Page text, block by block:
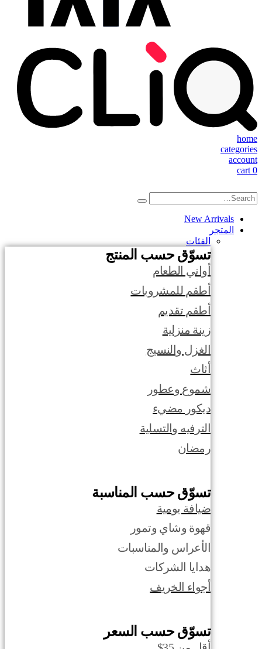
home
categories
account
0
cart
New Arrivals
المتجر
الفئات
تسوّق حسب المنتج
أواني الطعام
أطقم للمشروبات
أطقم تقديم
زينة منزلية
الغزل والنسيج
أثاث
شموع وعطور
ديكور مضيء
الترفيه والتسلية
رمضان
تسوّق حسب المناسبة
ضيافة يومية
قهوة وشاي وتمور
الأعراس والمناسبات
هدايا الشركات
أجواء الخريف
تسوّق حسب السعر